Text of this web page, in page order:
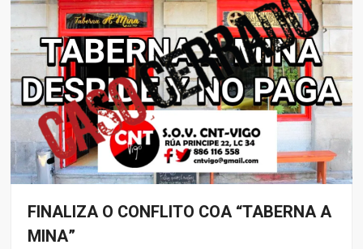
Hosteleria
Noticias
FINALIZA O CONFLITO COA “TABERNA A
MINA”